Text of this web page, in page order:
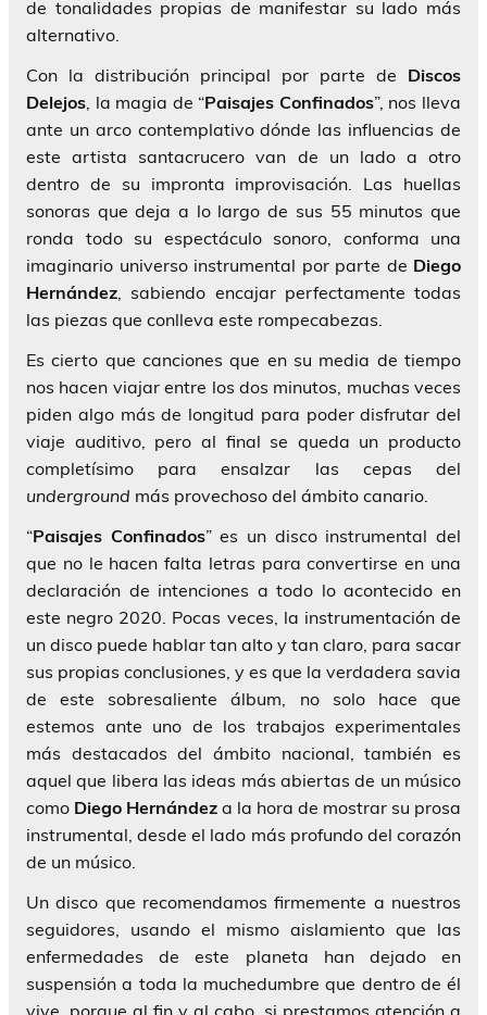
de tonalidades propias de manifestar su lado más
alternativo.
Con la distribución principal por parte de Discos
Delejos, la magia de “Paisajes Confinados”, nos lleva
ante un arco contemplativo dónde las influencias de
este artista santacrucero van de un lado a otro
dentro de su impronta improvisación. Las huellas
sonoras que deja a lo largo de sus 55 minutos que
ronda todo su espectáculo sonoro, conforma una
imaginario universo instrumental por parte de Diego
Hernández, sabiendo encajar perfectamente todas
las piezas que conlleva este rompecabezas.
Es cierto que canciones que en su media de tiempo
nos hacen viajar entre los dos minutos, muchas veces
piden algo más de longitud para poder disfrutar del
viaje auditivo, pero al final se queda un producto
completísimo para ensalzar las cepas del
underground más provechoso del ámbito canario.
“Paisajes Confinados” es un disco instrumental del
que no le hacen falta letras para convertirse en una
declaración de intenciones a todo lo acontecido en
este negro 2020. Pocas veces, la instrumentación de
un disco puede hablar tan alto y tan claro, para sacar
sus propias conclusiones, y es que la verdadera savia
de este sobresaliente álbum, no solo hace que
estemos ante uno de los trabajos experimentales
más destacados del ámbito nacional, también es
aquel que libera las ideas más abiertas de un músico
como Diego Hernández a la hora de mostrar su prosa
instrumental, desde el lado más profundo del corazón
de un músico.
Un disco que recomendamos firmemente a nuestros
seguidores, usando el mismo aislamiento que las
enfermedades de este planeta han dejado en
suspensión a toda la muchedumbre que dentro de él